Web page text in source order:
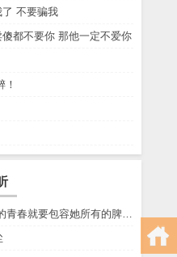
不要骗我
都不要你 那他一定不爱你
！